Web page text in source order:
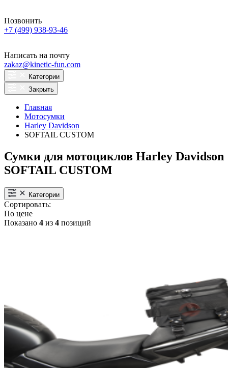
Позвонить
+7 (499) 938-93-46
Написать на почту
zakaz@kinetic-fun.com
Категории
Закрыть
Главная
Мотосумки
Harley Davidson
SOFTAIL CUSTOM
Сумки для мотоциклов Harley Davidson
SOFTAIL CUSTOM
Категории
Сортировать:
По цене
Показано 4 из 4 позиций